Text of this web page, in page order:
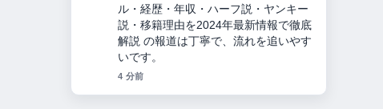
之、離婚理由、子供の難病、娘の苗字
違いを家族構成も含め徹底解説！ 周辺
の検証がしっかりしていて安心感があ
ります。
6 分前